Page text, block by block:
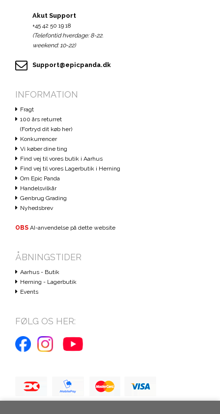
Akut Support
+45 42 50 19 18
(Telefontid hverdage: 8-22.
weekend: 10-22)
Support@epicpanda.dk
INFORMATION
Fragt
100 års returret
(Fortryd dit køb her)
Konkurrencer
Vi køber dine ting
Find vej til vores butik i Aarhus
Find vej til vores Lagerbutik i Herning
Om Epic Panda
Handelsvilkår
Genbrug Grading
Nyhedsbrev
OBS AI-anvendelse på dette website
ÅBNINGSTIDER
Aarhus - Butik
Herning - Lagerbutik
Events
FØLG OS HER: